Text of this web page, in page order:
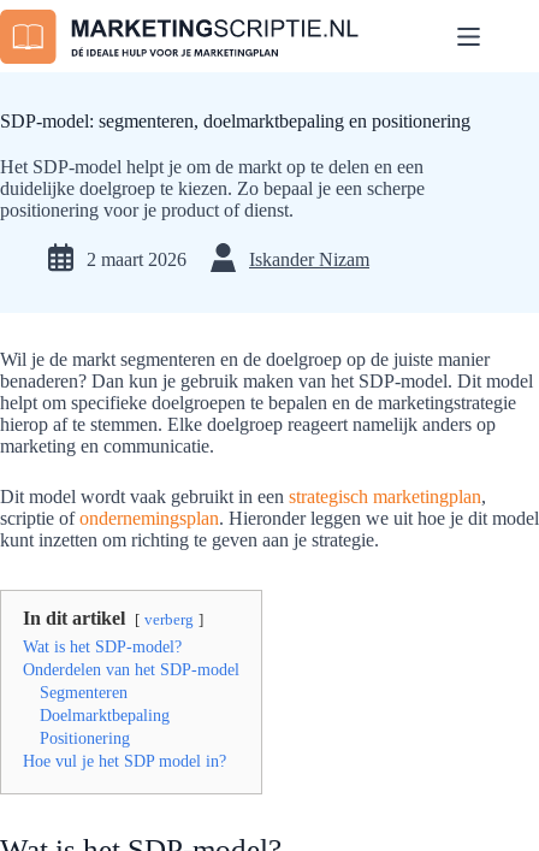
Ga
naar
de
SDP-model: segmenteren, doelmarktbepaling en positionering
Het SDP-model helpt je om de markt op te delen en een
duidelijke doelgroep te kiezen. Zo bepaal je een scherpe
positionering voor je product of dienst.
2 maart 2026 Iskander Nizam
Wil je de markt segmenteren en de doelgroep op de juiste manier
benaderen? Dan kun je gebruik maken van het SDP-model. Dit model
helpt om specifieke doelgroepen te bepalen en de marketingstrategie
hierop af te stemmen. Elke doelgroep reageert namelijk anders op
marketing en communicatie.
Dit model wordt vaak gebruikt in een strategisch marketingplan,
scriptie ofondernemingsplan. Hieronder leggen we uit hoe je dit model
kunt inzetten om richting te geven aan je strategie.
In dit artikel verberg
Wat is het SDP-model?
Onderdelen van het SDP-model
Segmenteren
Doelmarktbepaling
Positionering
Hoe vul je het SDP model in?